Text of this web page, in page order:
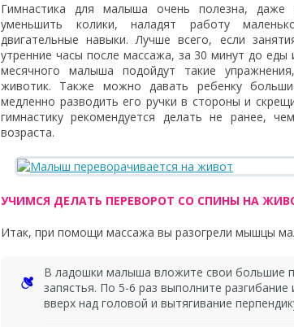
Гимнастика для малыша очень полезна, даже
уменьшить колики, наладят работу
двигательные навыки. Лучше всего, если
утренние часы после массажа, за 30 минут до еды
месячного малыша подойдут такие
животик. Также можно давать ребенку
медленно разводить его ручки в стороны и
гимнастику рекомендуется делать не ранее,
возраста.
УЧИМСЯ ДЕЛАТЬ ПЕРЕВОРОТ СО СПИНЫ НА
Итак, при помощи массажа вы разогрели мышцы
В ладошки малыша вложите свои большие
запястья. По 5-6 раз выполните разгибание
вверх над головой и вытягивание